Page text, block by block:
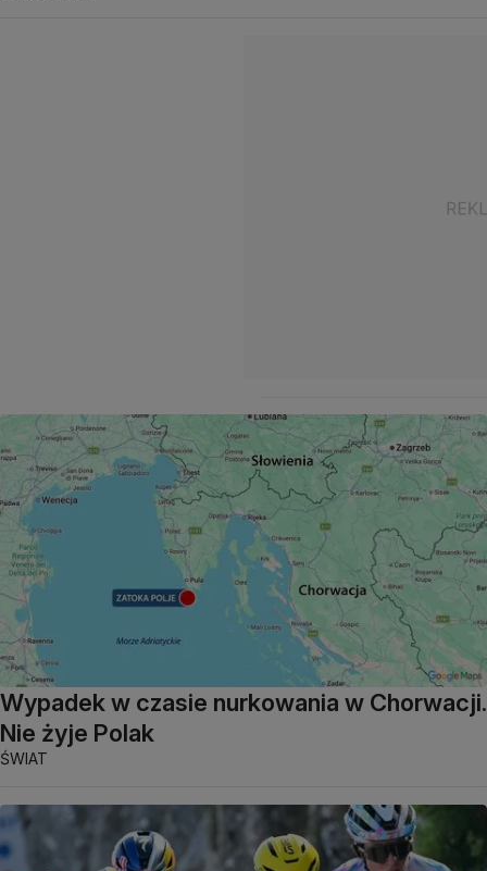
Wypadek w czasie nurkowania w Chorwacji.
Nie żyje Polak
ŚWIAT